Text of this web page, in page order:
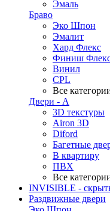
Эмаль
Браво
Эко Шпон
Эмалит
Хард Флекс
Финиш
Винил
CPL
Все
Двери - А
3D текстуры
Airon 3D
Diford
Багетные
В квартиру
ПВХ
Все
INVISIBLE -
Раздвижные двери